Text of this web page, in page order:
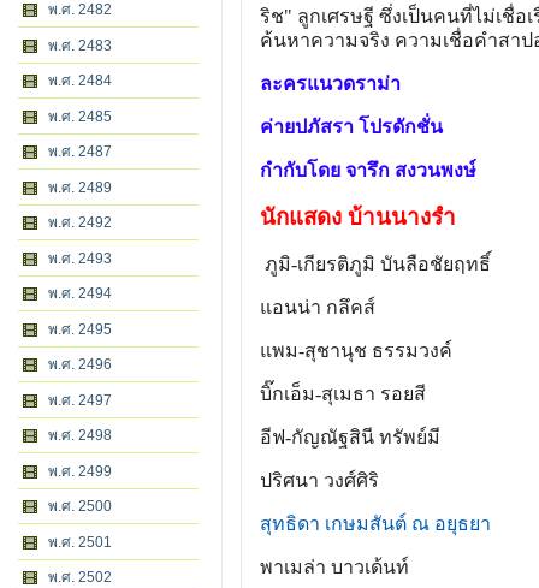
พ.ศ. 2482
พ.ศ. 2483
พ.ศ. 2484
พ.ศ. 2485
พ.ศ. 2487
พ.ศ. 2489
พ.ศ. 2492
พ.ศ. 2493
พ.ศ. 2494
พ.ศ. 2495
พ.ศ. 2496
พ.ศ. 2497
พ.ศ. 2498
พ.ศ. 2499
พ.ศ. 2500
พ.ศ. 2501
พ.ศ. 2502
ริช" ลูกเศรษฐี ซึ่งเป็นคนที่ไม่เชื่อ
ค้นหาความจริง ความเชื่อคำสา
ละครแนวดราม่า
ค่ายปภัสรา โปรดักชั่น
กำกับโดย จารึก สงวนพงษ์
นักแสดง บ้านนางรำ
ภูมิ-เกียรติภูมิ บันลือชัยฤทธิ์
แอนน่า กลึคส์
แพม-สุชานุช ธรรมวงค์
บิ๊กเอ็ม-สุเมธา รอยสี
อีฟ-กัญณัฐสินี ทรัพย์มี
ปริศนา วงศ์ศิริ
สุทธิดา เกษมสันต์ ณ อยุธยา
พาเมล่า บาวเด้นท์